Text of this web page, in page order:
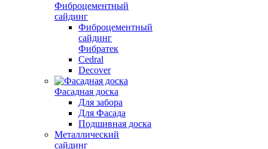
Фиброцементный
сайдинг
Фиброцементный
сайдинг
Фибратек
Cedral
Decover
Фасадная доска
Для забора
Для Фасада
Подшивная доска
Металлический
сайдинг